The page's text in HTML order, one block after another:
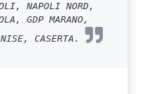
NAPOLI NORD,
GDP MARANO,
CASERTA.